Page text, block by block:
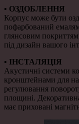
• ОЗДОБЛЕННЯ
Корпус може бути
пофарбований
глянсовим
під дизайн вашого
• ІНСТАЛЯЦІЯ
Акустичні системи
кронштейнами для
регулювання
площині.
має приховані